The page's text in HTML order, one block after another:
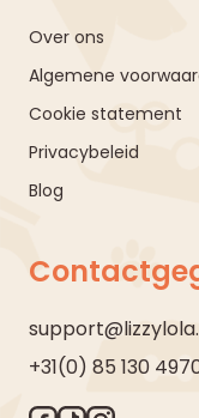
Over ons
Algemene
Cookie statement
Privacybeleid
Blog
+31(0) 85 130